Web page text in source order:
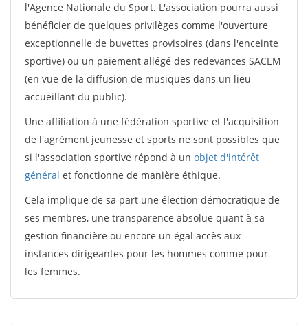
l'Agence Nationale du Sport. L'association pourra aussi
bénéficier de quelques privilèges comme l'ouverture
exceptionnelle de buvettes provisoires (dans l'enceinte
sportive) ou un paiement allégé des redevances SACEM
(en vue de la diffusion de musiques dans un lieu
accueillant du public).
Une affiliation à une fédération sportive et l'acquisition
de l'agrément jeunesse et sports ne sont possibles que
si l'association sportive répond à un objet d'intérêt
général et fonctionne de manière éthique.
Cela implique de sa part une élection démocratique de
ses membres, une transparence absolue quant à sa
gestion financière ou encore un égal accès aux
instances dirigeantes pour les hommes comme pour
les femmes.